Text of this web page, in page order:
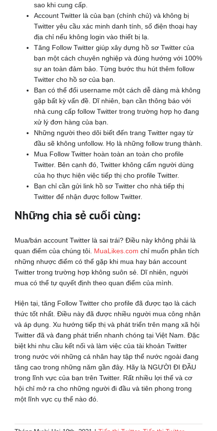
sao khi cung cấp.
Account Twitter là của bạn (chính chủ) và không bị
Twitter yêu cầu xác minh danh tính, số điện thoại hay
địa chỉ nếu không login vào thiết bị lạ.
Tăng Follow Twitter giúp xây dựng hồ sơ Twitter của
bạn một cách chuyên nghiệp và đúng hướng với 100%
sự an toàn đảm bảo. Từng bước thu hút thêm follow
Twitter cho hồ sơ của bạn.
Bạn có thể đổi username một cách dễ dàng mà không
gặp bất kỳ vấn đề. Dĩ nhiên, bạn cần thông báo với
nhà cung cấp follow Twitter trong trường hợp họ đang
xử lý đơn hàng của bạn.
Những người theo dõi biết đến trang Twitter ngay từ
đầu sẽ không unfollow. Họ là những follow trung thành.
Mua Follow Twitter hoàn toàn an toàn cho profile
Twitter. Bên cạnh đó, Twitter không cấm người dùng
của họ thực hiện việc tiếp thị cho profile Twitter.
Bạn chỉ cần gửi link hồ sơ Twitter cho nhà tiếp thị
Twitter để nhận được follow Twitter.
Những chia sẻ cuối cùng:
Mua/bán account Twitter là sai trái? Điều này không phải là
quan điểm của chúng tôi. MuaLikes.com chỉ muốn phân tích
những nhược điểm có thể gặp khi mua hay bán account
Twitter trong trường hợp không suôn sẻ. Dĩ nhiên, người
mua có thể tự quyết định theo quan điểm của mình.
Hiện tại, tăng Follow Twitter cho profile đã được tạo là cách
thức tốt nhất. Điều này đã được nhiều người mua công nhận
và áp dụng. Xu hướng tiếp thị và phát triển trên mạng xã hội
Twitter đã và đang phát triển nhanh chóng tại Việt Nam. Đặc
biệt khi nhu cầu kết nối và làm việc của tài khoản Twitter
trong nước với những cá nhân hay tập thể nước ngoài đang
tăng cao trong những năm gần đây. Hãy là NGƯỜI ĐI ĐẦU
trong lĩnh vực của bạn trên Twitter. Rất nhiều lợi thế và cơ
hội chỉ mở ra cho những người đi đầu và tiên phong trong
một lĩnh vực cụ thể nào đó.